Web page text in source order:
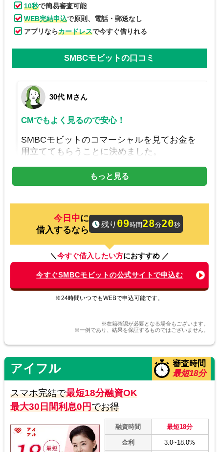
10秒で簡易審査可能
WEB完結申込で原則、電話・郵送なし
アプリならカードレスで今すぐ借りれる
SMBCモビットの口コミ
30代 Mさん
CMでもよく見るので安心！
SMBCモビットのコマーシャルを見てお金を
用立ててもらうことに決めました。
すぐに審査してもらえるスピード感
最短15分で審査が完了するのでとても速いで
す。
借入は振込やコンビ二でも下せるので直ぐ欲
しいときにピッタリだと思います。
他社借入中でも申込できる
既に借入をしていたのですが審査してもらえ
ることができます。
オペレーターの方も親切だったので安心して
申込を進められます。
もっと見る
に
借入するなら
残り 09時間 28分20秒
＼今すぐ借入したい方におすすめ ／
今すぐSMBCモビットの公式サイトで申込む
※24時間いつでもWEBで申込可能です。
※在籍確認が必要となる場合もございます。
※一例であり、結果を保証するものではございません。
審査時間
最短18分
アイフル
スマホ完結で最短18分融資OK
最大30日間利息0円でお得
融資時間 最短18分
金利 3.0~18.0%